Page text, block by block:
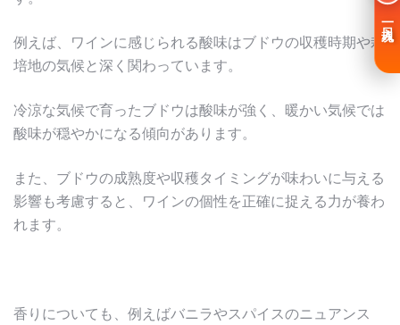
例えば、ワインに感じられる酸味はブドウの収穫時期や栽
培地の気候と深く関わっています。
冷涼な気候で育ったブドウは酸味が強く、暖かい気候では
酸味が穏やかになる傾向があります。
また、ブドウの成熟度や収穫タイミングが味わいに与える
影響も考慮すると、ワインの個性を正確に捉える力が養わ
れます。
香りについても、例えばバニラやスパイスのニュアンス